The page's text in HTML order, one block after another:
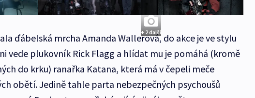
+ 2 další
ďábelská mrcha Amanda Wallerová, do akce je ve stylu
vede plukovník Rick Flagg a hlídat mu je pomáhá (kromě
do krku) ranařka Katana, která má v čepeli meče
obětí. Jedině tahle parta nebezpečných psychoušů